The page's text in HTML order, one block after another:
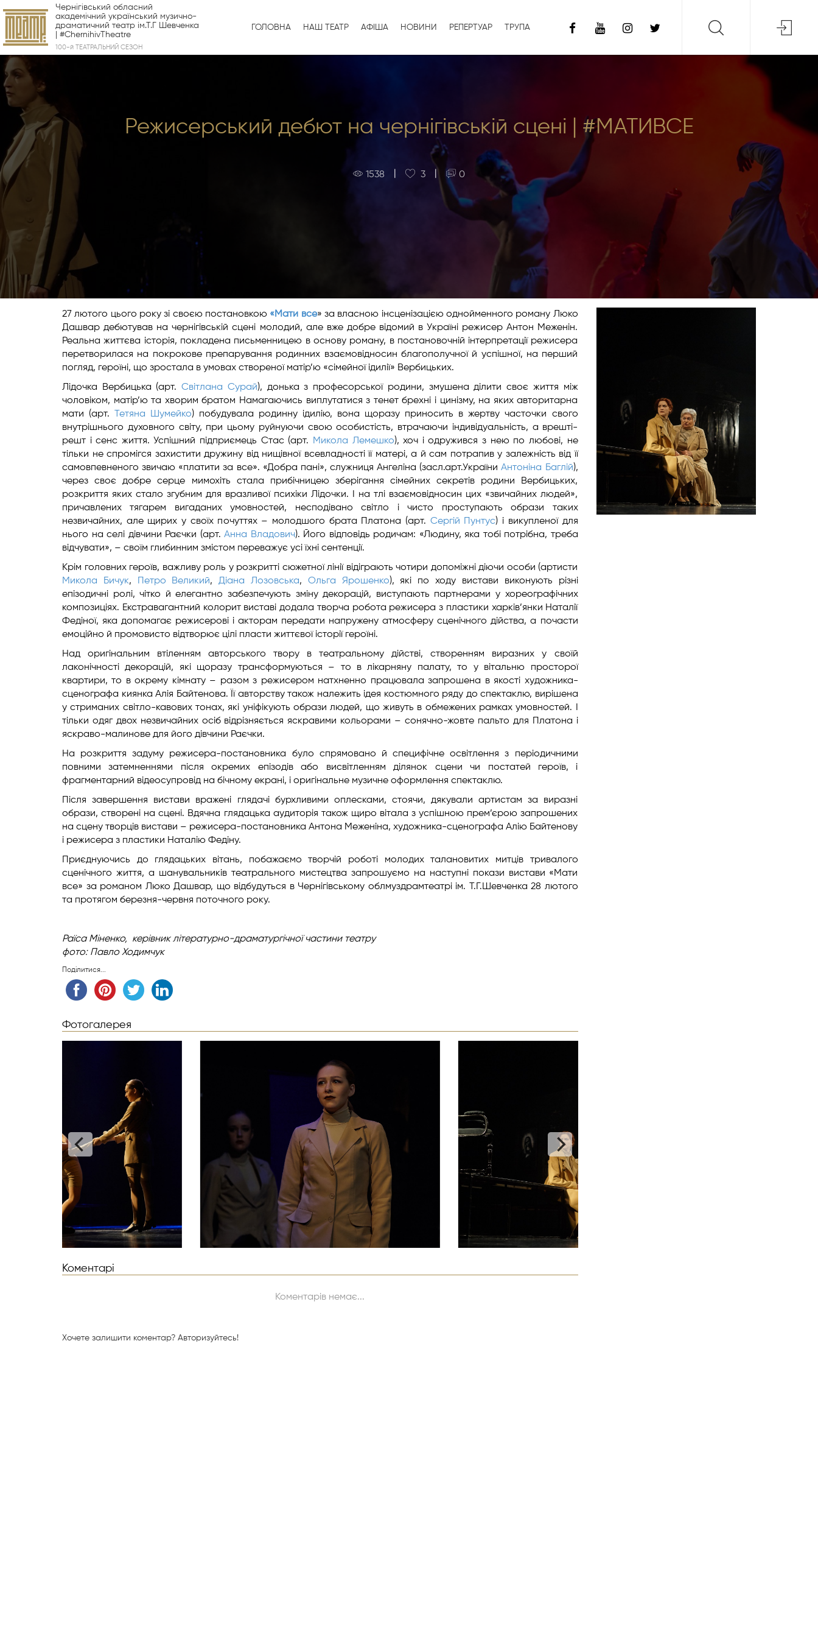
Чернігівський обласний
академічний український музично-
драматичний театр ім.Т.Г Шевченка
| #ChernihivTheatre
100-й ТЕАТРАЛЬНИЙ СЕЗОН
ГОЛОВНА НАШ ТЕАТР АФІША НОВИНИ РЕПЕРТУАР ТРУПА
Режисерський дебют на чернігівській сцені | #МАТИВСЕ
1538 3 0
27 лютого цього року зі своєю постановкою «Мати все» за власною інсценізацією однойменного роману Люко
Дашвар дебютував на чернігівській сцені молодий, але вже добре відомий в Україні режисер Антон Меженін.
Реальна життєва історія, покладена письменницею в основу роману, в постановочній інтерпретації режисера
перетворилася на покрокове препарування родинних взаємовідносин благополучної й успішної, на перший
погляд, героїні, що зростала в умовах створеної матір’ю «сімейної ідилії» Вербицьких.
Лідочка Вербицька (арт.Світлана Сурай), донька з професорської родини, змушена ділити своє життя між
чоловіком, матір’ю та хворим братом Намагаючись виплутатися з тенет брехні і цинізму, на яких авторитарна
мати (арт.
Тетяна Шумейко) побудувала родинну ідилію, вона щоразу приносить в жертву часточки свого
внутрішнього духовного світу, при цьому руйнуючи свою особистість, втрачаючи індивідуальність, а врешті-
решт і сенс життя. Успішний підприємець Стас (арт.
Микола Лемешко), хоч і одружився з нею по любові, не
тільки не спромігся захистити дружину від нищівної всевладності її матері, а й сам потрапив у залежність від її
самовпевненого звичаю «платити за все». «Добра пані», служниця Ангеліна (засл.арт.УкраїниАнтоніна Баглій),
через своє добре серце мимохіть стала прибічницею зберігання сімейних секретів родини Вербицьких,
розкриття яких стало згубним для вразливої психіки Лідочки. І на тлі взаємовідносин цих «звичайних людей»,
причавлених тягарем вигаданих умовностей, несподівано світло і чисто проступають образи таких
незвичайних, але щирих у своїх почуттях – молодшого брата Платона (арт. Сергій Пунтус) і викупленої для
нього на селі дівчини Раєчки (арт. Анна Владович). Його відповідь родичам: «Людину, яка тобі потрібна, треба
відчувати», – своїм глибинним змістом переважує усі їхні сентенції.
Крім головних героїв, важливу роль у розкритті сюжетної лінії відіграють чотири допоміжні діючи особи (артисти
Микола Бичук, Петро Великий,Діана Лозовська, Ольга Ярошенко), які по ходу вистави виконують різні
епізодичні ролі, чітко й елегантно забезпечують зміну декорацій, виступають партнерами у хореографічних
композиціях. Екстравагантний колорит виставі додала творча робота режисера з пластики харків’янки Наталії
Федіної, яка допомагає режисерові і акторам передати напружену атмосферу сценічного дійства, а почасти
емоційно й промовисто відтворює цілі пласти життєвої історії героїні.
Над оригінальним втіленням авторського твору в театральному дійстві, створенням виразних у своїй
лаконічності декорацій, які щоразу трансформуються – то в лікарняну палату, то у вітальню просторої
квартири, то в окрему кімнату – разом з режисером натхненно працювала запрошена в якості художника-
сценографа киянка Алія Байтенова. Її авторству також належить ідея костюмного ряду до спектаклю, вирішена
у стриманих світло-кавових тонах, які уніфікують образи людей, що живуть в обмежених рамках умовностей. І
тільки одяг двох незвичайних осіб відрізняється яскравими кольорами – сонячно-жовте пальто для Платона і
яскраво-малинове для його дівчини Раєчки.
На розкриття задуму режисера-постановника було спрямовано й специфічне освітлення з періодичними
повними затемненнями після окремих епізодів або висвітленням ділянок сцени чи постатей героїв, і
фрагментарний відеосупровід на бічному екрані, і оригінальне музичне оформлення спектаклю.
Після завершення вистави вражені глядачі бурхливими оплесками, стоячи, дякували артистам за виразні
образи, створені на сцені. Вдячна глядацька аудиторія також щиро вітала з успішною прем’єрою запрошених
на сцену творців вистави – режисера-постановника Антона Меженіна, художника-сценографа Алію Байтенову
і режисера з пластики Наталію Федіну.
Приєднуючись до глядацьких вітань, побажаємо творчій роботі молодих талановитих митців тривалого
сценічного життя, а шанувальників театрального мистецтва запрошуємо на наступні покази вистави «Мати
все» за романом Люко Дашвар, що відбудуться в Чернігівському облмуздрамтеатрі ім. Т.Г.Шевченка 28 лютого
та протягом березня-червня поточного року.
Раїса Міненко, керівник літературно-драматургічноїчастини театру
фото: Павло Ходимчук
Поділитися...
Фотогалерея
Коментарі
Коментарів немає...
Хочете залишити коментар? Авторизуйтесь!